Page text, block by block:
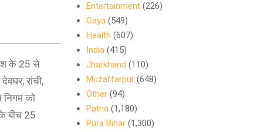
के 25 से
रांची,
निगम को
बीच 25
Entertainment(226)
Gaya(549)
Health (607)
India(415)
Jharkhand (110)
Muzaffarpur(648)
Other(94)
Patna(1,180)
Pura Bihar(1,300)